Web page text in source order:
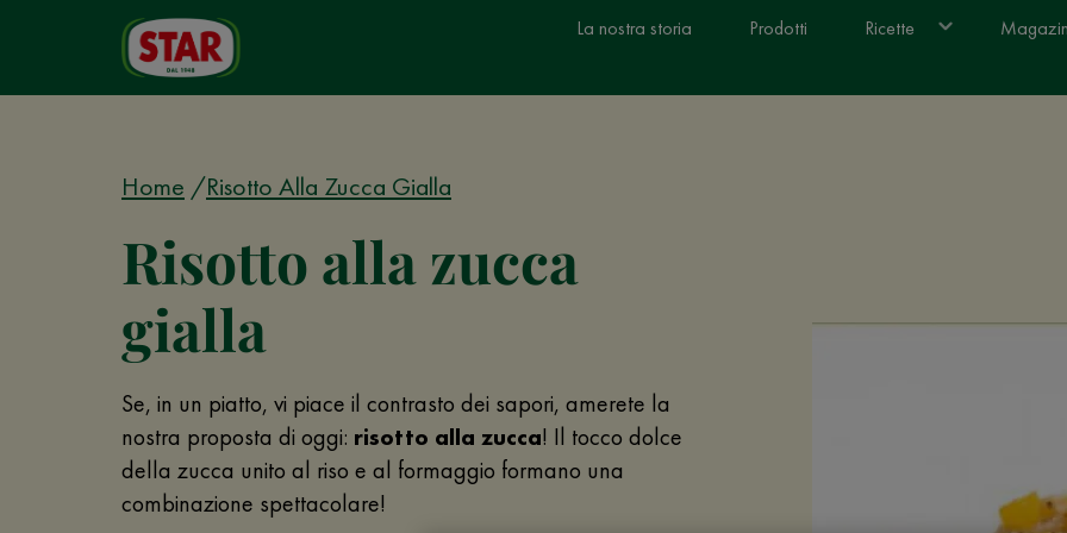
La nostra storia Prodotti Ricette
Home Risotto Alla Zucca Gialla
Risotto alla zucca
gialla
Se, in un piatto, vi piace il contrasto dei sapori, amerete la
nostra proposta di oggi: risotto alla zucca! Il tocco dolce
della zucca unito al riso e al formaggio formano una
combinazione spettacolare!